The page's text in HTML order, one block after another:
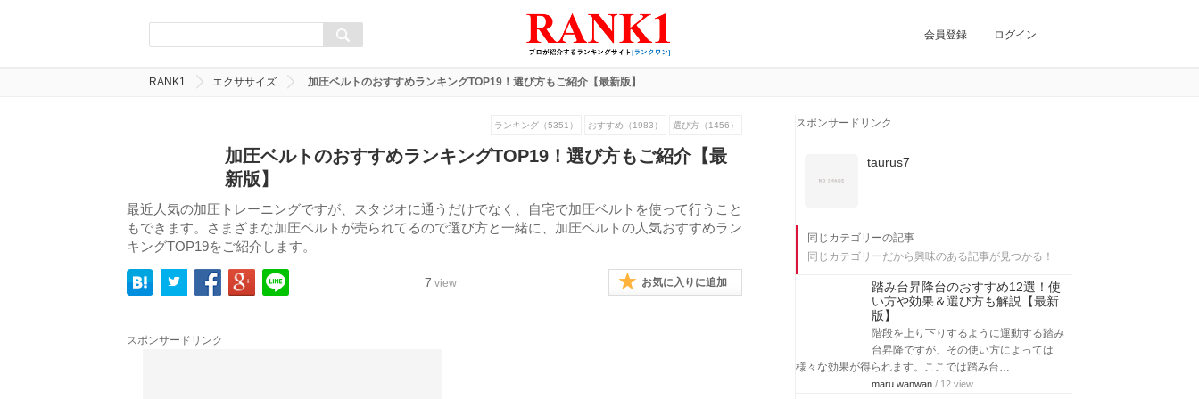
会員登録 ログイン
RANK1 エクササイズ 加圧ベルトのおすすめランキングTOP19！選び方もご紹介【最新版】
ランキング（5351） おすすめ（1983） 選び方（1456）
加圧ベルトのおすすめランキングTOP19！選び方もご紹介【最
新版】
最近人気の加圧トレーニングですが、スタジオに通うだけでなく、自宅で加圧ベルトを使って行うこと
もできます。さまざまな加圧ベルトが売られてるので選び方と一緒に、加圧ベルトの人気おすすめラン
キングTOP19をご紹介します。
7 view お気に入りに追加
スポンサードリンク
スポンサードリンク
taurus7
同じカテゴリーの記事
同じカテゴリーだから興味のある記事が見つかる！
踏み台昇降台のおすすめ12選！使
い方や効果＆選び方も解説【最新
版】
階段を上り下りするように運動する踏み
台昇降ですが、その使い方によっては
様々な効果が得られます。ここでは踏み台…
maru.wanwan / 12 view